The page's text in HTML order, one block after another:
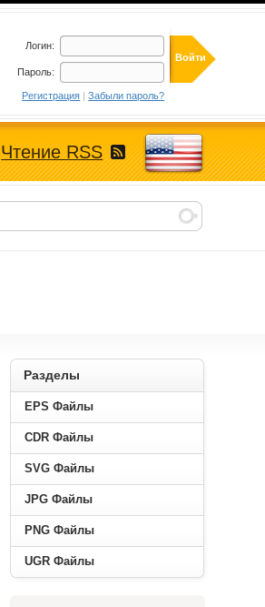
Логин:
Пароль:
Регистрация |Забыли пароль?
Чтение RSS
Разделы
EPS Файлы
CDR Файлы
SVG Файлы
JPG Файлы
PNG Файлы
UGR Файлы